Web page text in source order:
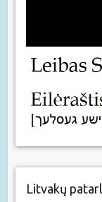
Litvakų